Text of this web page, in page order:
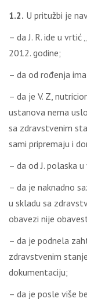
1.2. U pritužbi je
– da J. R. ide u vrtić
2012. godine;
– da od rođenja
– da je V. Z,
ustanova nema
sa zdravstvenim
sami pripremaju i
– da od J. polaska
– da je naknadno
u skladu sa
obavezi nije
– da je podnela
zdravstvenim
dokumentaciju;
– da je posle više